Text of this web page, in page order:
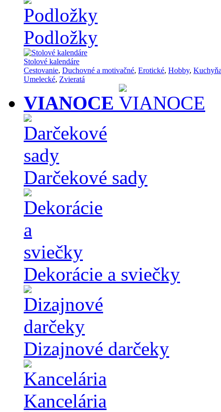
Podložky
Stolové kalendáre
Cestovanie, Duchovné a motivačné, Erotické, Hobby,
Umelecké, Zvieratá
VIANOCE
Darčekové sady
Dekorácie a sviečky
Dizajnové darčeky
Kancelária